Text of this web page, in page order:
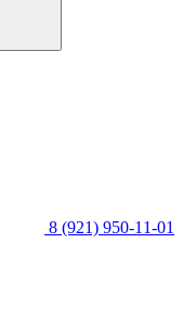
8 (921) 950-11-01